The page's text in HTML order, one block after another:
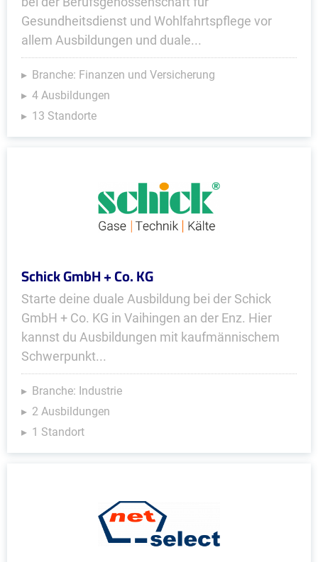
Gesundheitsdienst und Wohlfahrtspflege vor
allem Ausbildungen und duale...
Branche: Finanzen und Versicherung
4 Ausbildungen
13 Standorte
Schick GmbH + Co. KG
Starte deine duale Ausbildung bei der Schick
GmbH + Co. KG in Vaihingen an der Enz. Hier
kannst du Ausbildungen mit kaufmännischem
Schwerpunkt...
Branche: Industrie
2 Ausbildungen
1 Standort